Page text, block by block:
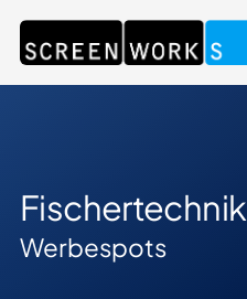
Fischertechnik
Werbespots